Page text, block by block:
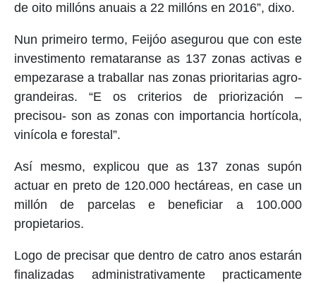
de oito millóns anuais a 22 millóns en 2016”, dixo.
Nun primeiro termo, Feijóo asegurou que con este
investimento remataranse as 137 zonas activas e
empezarase a traballar nas zonas prioritarias agro-
grandeiras. “E os criterios de priorización –
precisou- son as zonas con importancia hortícola,
vinícola e forestal”.
Así mesmo, explicou que as 137 zonas supón
actuar en preto de 120.000 hectáreas, en case un
millón de parcelas e beneficiar a 100.000
propietarios.
Logo de precisar que dentro de catro anos estarán
finalizadas administrativamente practicamente